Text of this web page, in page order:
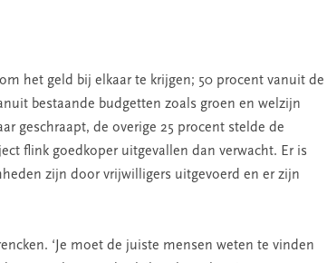
het geld bij elkaar te krijgen; 50 procent vanuit de
bestaande budgetten zoals groen en welzijn
geschraapt, de overige 25 procent stelde de
flink goedkoper uitgevallen dan verwacht. Er is
zijn door vrijwilligers uitgevoerd en er zijn
‘Je moet de juiste mensen weten te vinden